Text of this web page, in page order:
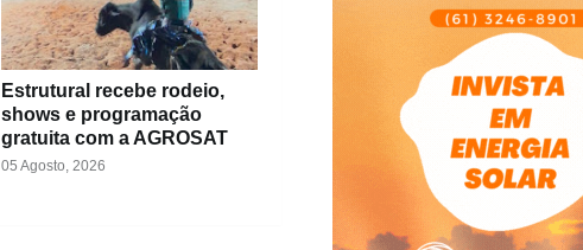
Estrutural recebe rodeio,
shows e programação
gratuita com a AGROSAT
05 Agosto, 2026